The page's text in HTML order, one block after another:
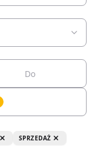
SPRZEDAŻ